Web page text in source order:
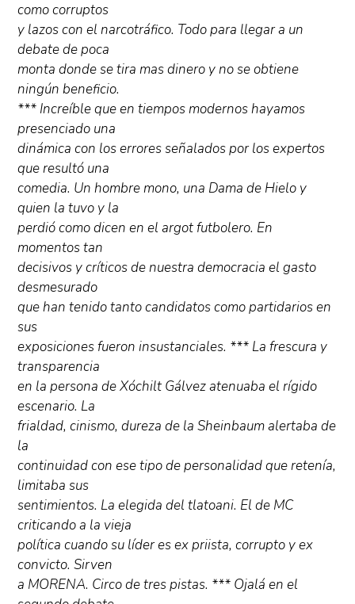
como corruptos
y lazos con el narcotráfico. Todo para llegar a un
debate de poca
monta donde se tira mas dinero y no se obtiene
ningún beneficio.
*** Increíble que en tiempos modernos hayamos
presenciado una
dinámica con los errores señalados por los expertos
que resultó una
comedia. Un hombre mono, una Dama de Hielo y
quien la tuvo y la
perdió como dicen en el argot futbolero. En
momentos tan
decisivos y críticos de nuestra democracia el gasto
desmesurado
que han tenido tanto candidatos como partidarios en
sus
exposiciones fueron insustanciales. *** La frescura y
transparencia
en la persona de Xóchilt Gálvez atenuaba el rígido
escenario. La
frialdad, cinismo, dureza de la Sheinbaum alertaba de
la
continuidad con ese tipo de personalidad que retenía,
limitaba sus
sentimientos. La elegida del tlatoani. El de MC
criticando a la vieja
política cuando su líder es ex priista, corrupto y ex
convicto. Sirven
a MORENA. Circo de tres pistas. *** Ojalá en el